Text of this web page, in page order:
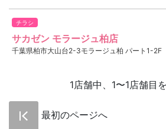
チラシ
サカゼン モラージュ柏店
千葉県柏市大山台2-3モラージュ柏 パート1-2F
1店舗中、1〜1店舗目
最初のページへ